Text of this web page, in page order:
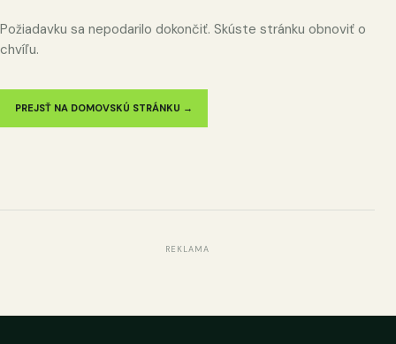
Požiadavku sa nepodarilo dokončiť. Skúste stránku obnoviť o
chvíľu.
PREJSŤ NA DOMOVSKÚ STRÁNKU →
REKLAMA